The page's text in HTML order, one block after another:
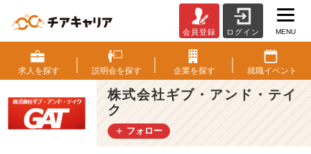
員
の
声〜
好
き
を
活
会員登録 ログイン MENU
求人を探す 説明会を探す 企業を探す 就職イベント
株式会社ギブ・アンド・テイ
ク
＋ フォロー